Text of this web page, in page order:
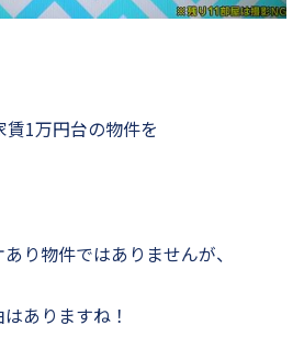
1万円台の物件を
り物件ではありませんが、
ありますね！